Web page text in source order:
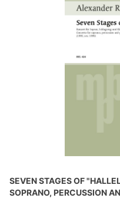
SEVEN STAGES OF
SOPRANO, PERCUSSION